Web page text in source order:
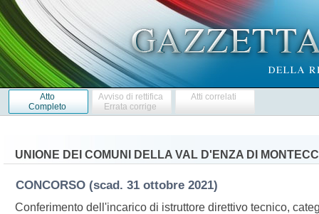
Atto
Completo
Avviso di rettifica
Errata corrige
Atti correlati
UNIONE DEI COMUNI DELLA VAL D'ENZA DI
CONCORSO (scad. 31 ottobre 2021)
Conferimento dell'incarico di istruttore direttivo tecnico,